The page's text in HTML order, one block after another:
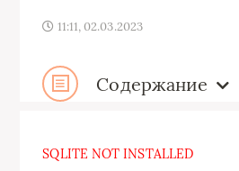
11:11, 02.03.2023
Содержание
SQLITE NOT INSTALLED